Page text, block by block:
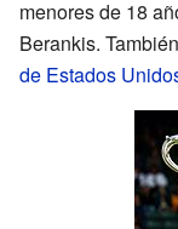
menores de 18
Berankis.
de Estados